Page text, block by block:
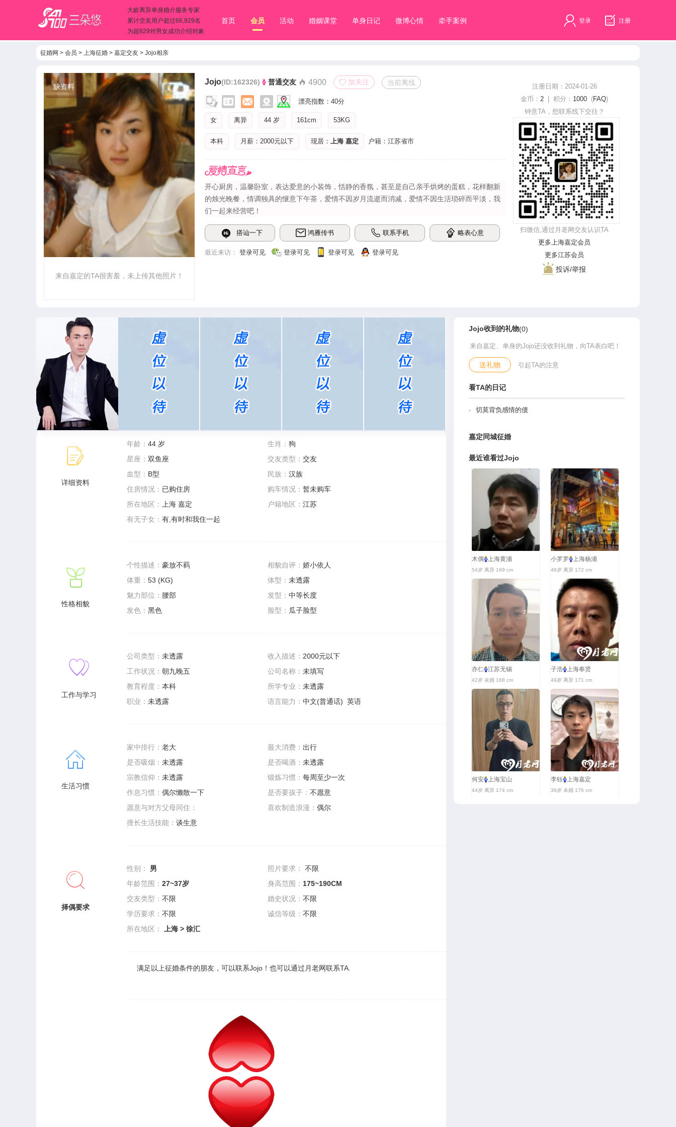
大龄离异单身婚介服务专家
累计交友用户超过66,929名
为超829对男女成功介绍对象
首页 会员 活动 婚姻课堂 单身日记 微博心情 牵手案例 登录 注册
征婚网 > 会员 > 上海征婚 > 嘉定交友 > Jojo相亲
缺资料
来自嘉定的TA很害羞，未上传其他照片！
Jojo(ID:162326) 普通交友 4900 加关注 当前离线
漂亮指数：40分
女 离异 44 岁 161cm 53KG
本科 月薪：2000元以下 现居： 上海 嘉定 户籍：江苏省市
开心厨房，温馨卧室，表达爱意的小装饰，恬静的香氛，甚至是自己亲手烘烤的蛋糕，花样翻新
的烛光晚餐，情调独具的惬意下午茶，爱情不因岁月流逝而消减，爱情不因生活琐碎而平淡，我
们一起来经营吧！
搭讪一下 鸿雁传书 联系手机 略表心意
最近来访： 登录可见 登录可见 登录可见 登录可见
注册日期：2024-01-26
金币： 2 | 积分： 1000 (FAQ)
钟意TA，想联系线下交往？
扫微信,通过月老网交友认识TA
更多上海嘉定会员
更多江苏会员
投诉/举报
详细资料
年龄： 44 岁 生肖： 狗
星座： 双鱼座 交友类型： 交友
血型： B型 民族： 汉族
住房情况： 已购住房 购车情况： 暂未购车
所在地区：
上海 嘉定 户籍地区： 江苏
有无子女： 有,有时和我住一起
性格相貌
个性描述： 豪放不羁 相貌自评： 娇小依人
体重： 53 (KG) 体型： 未透露
魅力部位： 腰部 发型： 中等长度
发色： 黑色 脸型： 瓜子脸型
工作与学习
公司类型： 未透露 收入描述： 2000元以下
工作状况： 朝九晚五 公司名称： 未填写
教育程度： 本科 所学专业： 未透露
职业： 未透露 语言能力： 中文(普通话) 英语
生活习惯
家中排行： 老大 最大消费： 出行
是否吸烟： 未透露 是否喝酒： 未透露
宗教信仰： 未透露 锻炼习惯： 每周至少一次
作息习惯： 偶尔懒散一下 是否要孩子： 不愿意
愿意与对方父母同住：
喜欢制造浪漫： 偶尔
擅长生活技能： 谈生意
择偶要求
性别： 男 照片要求：
不限
年龄范围： 27~37岁 身高范围： 175~190CM
交友类型： 不限 婚史状况： 不限
学历要求： 不限 诚信等级： 不限
所在地区：
上海 > 徐汇
满足以上征婚条件的朋友，可以联系Jojo ！也可以通过 月老网联系TA
Jojo收到的礼物(0)
来自嘉定、单身的Jojo还没收到礼物，向TA表白吧！
送礼物 引起TA的注意
看TA的日记
切莫背负感情的债
嘉定同城征婚
最近谁看过Jojo
木偶 上海黄浦
54岁 离异 169 cm
小罗罗 上海杨浦
48岁 离异 172 cm
亦仁 江苏无锡
42岁 未婚 168 cm
子浩 上海奉贤
49岁 离异 171 cm
何安 上海宝山
44岁 离异 174 cm
李钰 上海嘉定
39岁 未婚 176 cm